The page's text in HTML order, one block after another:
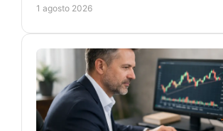
1 agosto 2026